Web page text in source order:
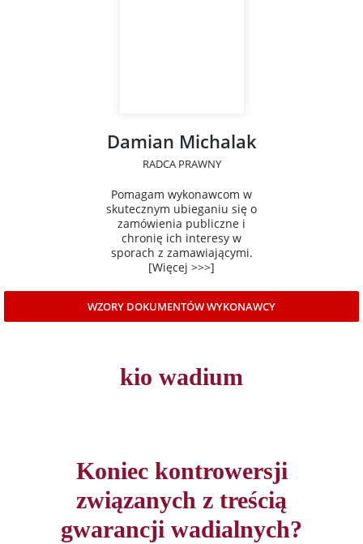
Damian Michalak
RADCA PRAWNY
Pomagam wykonawcom w
skutecznym ubieganiu się o
zamówienia publiczne i
chronię ich interesy w
sporach z zamawiającymi.
[Więcej >>>]
WZORY DOKUMENTÓW WYKONAWCY
kio wadium
Koniec kontrowersji
związanych z treścią
gwarancji wadialnych?